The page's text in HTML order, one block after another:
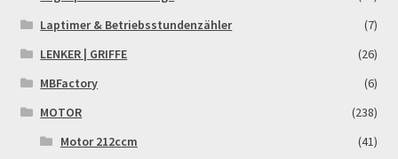
Reset Password
Shop
Sign Up
Laptimer & Betriebsstundenzähler
(7)
LENKER | GRIFFE
(26)
MBFactory
(6)
MOTOR
(238)
Motor 212ccm
(41)